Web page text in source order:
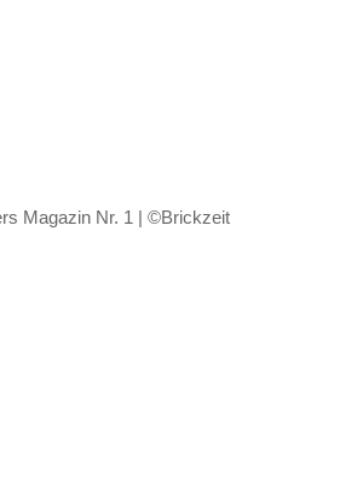
Magazin Nr. 1 | ©Brickzeit